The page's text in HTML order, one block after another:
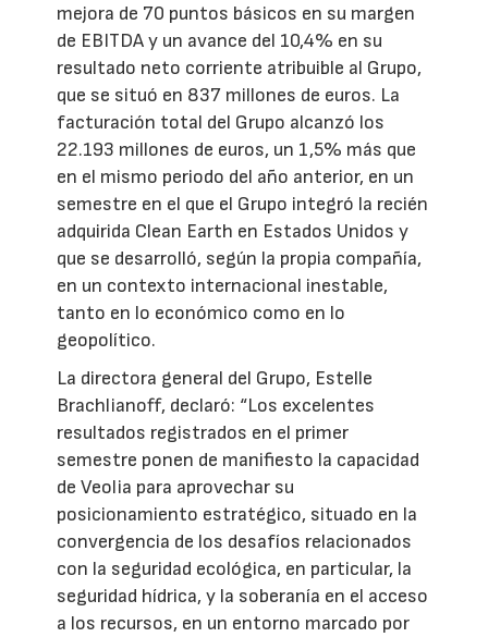
mejora de 70 puntos básicos en su margen
de EBITDA y un avance del 10,4% en su
resultado neto corriente atribuible al Grupo,
que se situó en 837 millones de euros. La
facturación total del Grupo alcanzó los
22.193 millones de euros, un 1,5% más que
en el mismo periodo del año anterior, en un
semestre en el que el Grupo integró la recién
adquirida Clean Earth en Estados Unidos y
que se desarrolló, según la propia compañía,
en un contexto internacional inestable,
tanto en lo económico como en lo
geopolítico.
La directora general del Grupo, Estelle
Brachlianoff, declaró: “Los excelentes
resultados registrados en el primer
semestre ponen de manifiesto la capacidad
de Veolia para aprovechar su
posicionamiento estratégico, situado en la
convergencia de los desafíos relacionados
con la seguridad ecológica, en particular, la
seguridad hídrica, y la soberanía en el acceso
a los recursos, en un entorno marcado por